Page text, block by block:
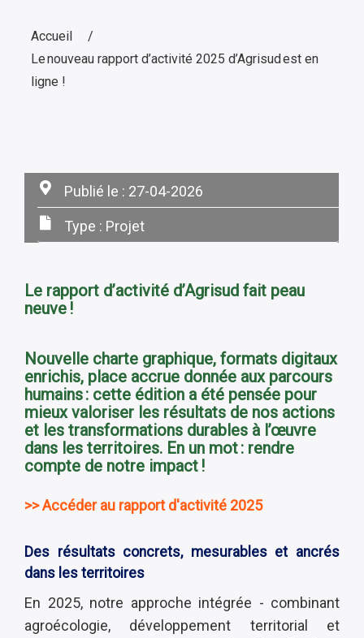
Accueil
Le nouveau rapport d’activité 2025 d’Agrisud est en
ligne !
Publié le : 27-04-2026
Type : Projet
Le rapport d’activité d’Agrisud fait peau
neuve !
Nouvelle charte graphique, formats digitaux
enrichis, place accrue donnée aux parcours
humains : cette édition a été pensée pour
mieux valoriser les résultats de nos actions
et les transformations durables à l’œuvre
dans les territoires. En un mot : rendre
compte de notre impact !
>> Accéder au rapport d'activité 2025
Des résultats concrets, mesurables et ancrés
dans les territoires
En 2025, notre approche intégrée - combinant
agroécologie, développement territorial et